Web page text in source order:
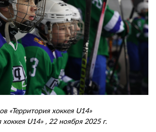
«Территория хоккея U14»
хоккея U14» , 22 ноября 2025 г.